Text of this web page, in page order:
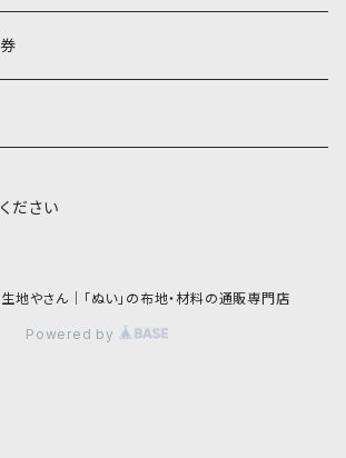
ださい
地やさん｜「ぬい」の布地・材料の通販専門店
Powered by